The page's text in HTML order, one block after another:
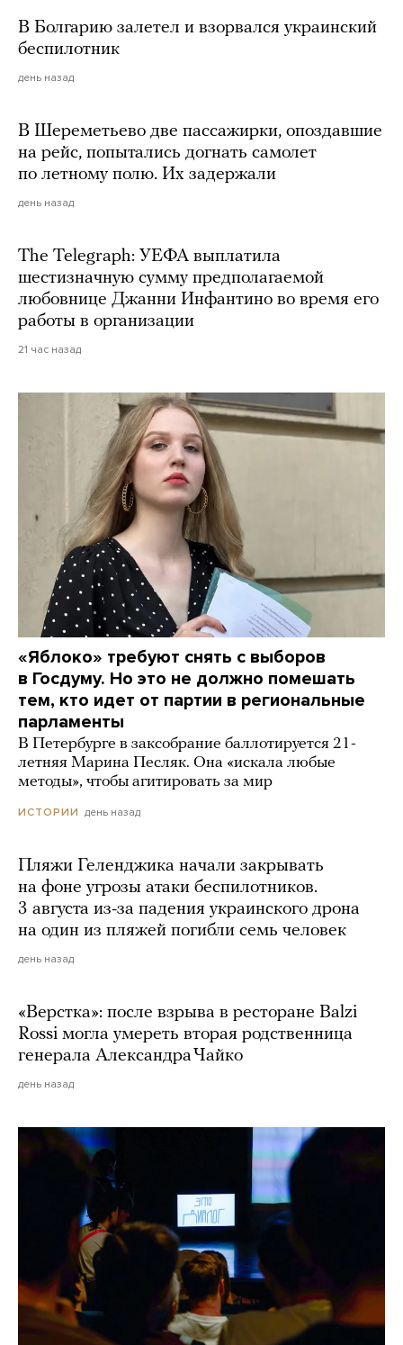
В Болгарию залетел и взорвался украинский
беспилотник
день назад
В Шереметьево две пассажирки, опоздавшие
на рейс, попытались догнать самолет
по летному полю. Их задержали
день назад
The Telegraph: УЕФА выплатила
шестизначную сумму предполагаемой
любовнице Джанни Инфантино во время его
работы в организации
21 час назад
«Яблоко» требуют снять с выборов
в Госдуму. Но это не должно помешать
тем, кто идет от партии в региональные
парламенты
В Петербурге в заксобрание баллотируется 21-
летняя Марина Песляк. Она «искала любые
методы», чтобы агитировать за мир
ИСТОРИИ день назад
Пляжи Геленджика начали закрывать
на фоне угрозы атаки беспилотников.
3 августа из-за падения украинского дрона
на один из пляжей погибли семь человек
день назад
«Верстка»: после взрыва в ресторане Balzi
Rossi могла умереть вторая родственница
генерала Александра Чайко
день назад